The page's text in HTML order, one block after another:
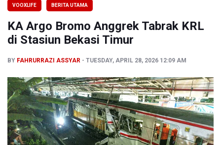
Tim 9 Kejagung Periksa Febrie Adransayah sebagai
BPIP: Satu Siswa Sekolah Rakyat Jadi Calon Paskibraka
VOOXLIFE BERITA UTAMA
KA Argo Bromo Anggrek Tabrak KRL
di Stasiun Bekasi Timur
BY FAHRURRAZI ASSYAR TUESDAY, APRIL 28, 2026 12:09 AM